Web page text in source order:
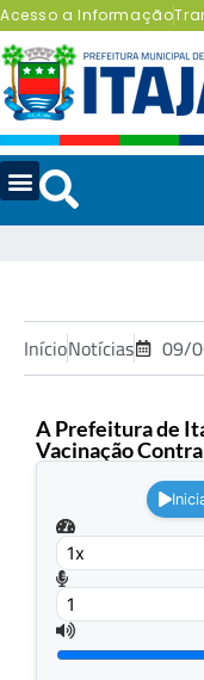
Acesso a Informação
InícioNotícias 09/
A Prefeitura de
Vacinação